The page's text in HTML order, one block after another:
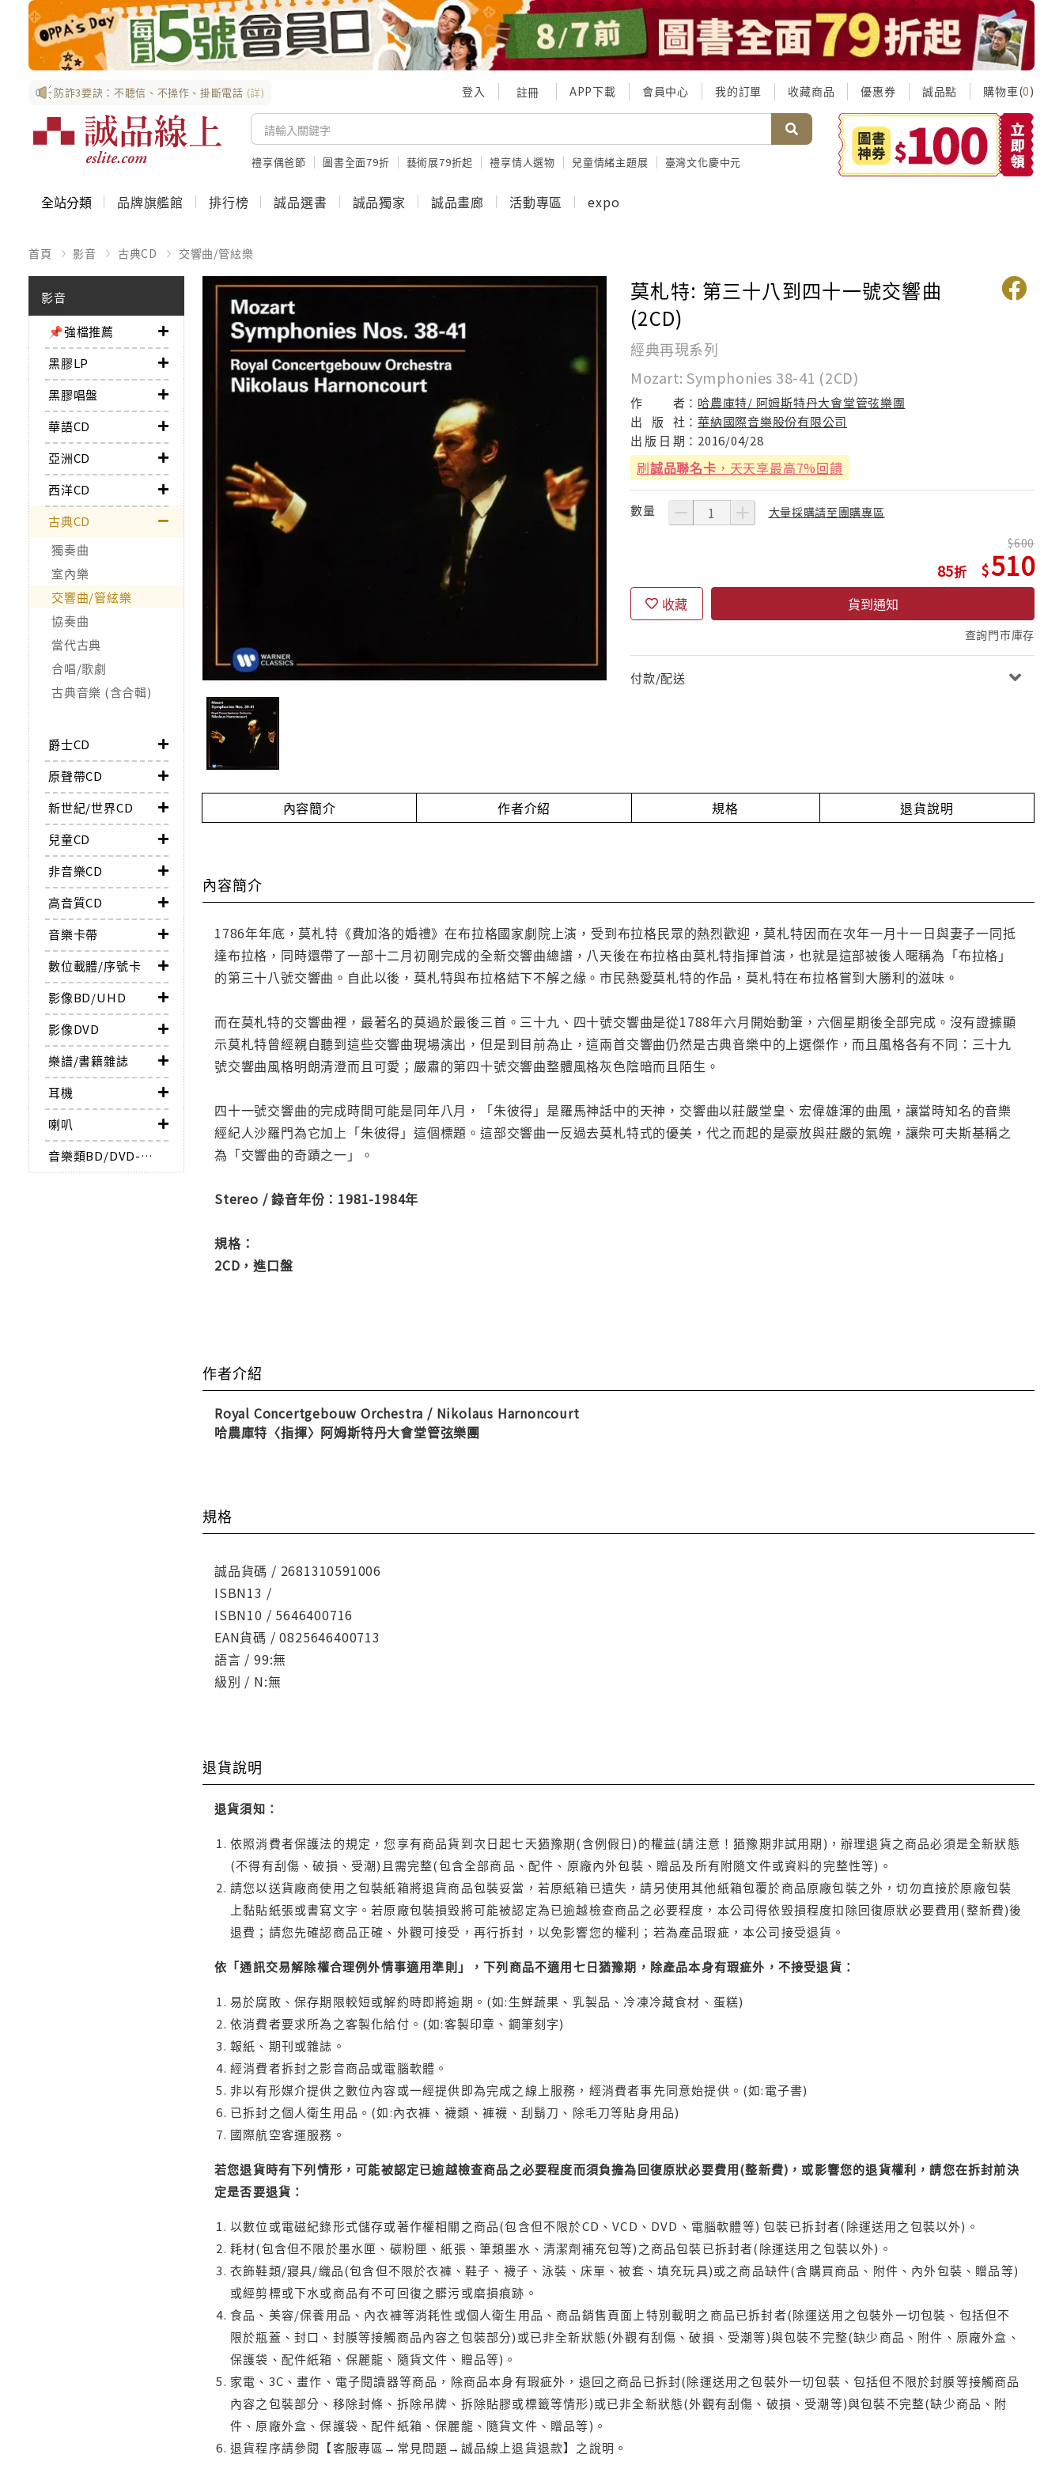
防詐3要訣：不聽信、不操作、掛斷電話 (詳) 登入 註冊 APP下載 會員中心 我的訂單 收藏商品 優惠券 誠品點 購物車(0)
禮享偶爸節 圖書全面79折 藝術展79折起 禮享情人選物 兒童情緒主題展 臺灣文化慶中元
全站分類 品牌旗艦館 排行榜 誠品選書 誠品獨家 誠品畫廊 活動專區 expo
首頁 影音 古典CD 交響曲/管絃樂
影音
📌強檔推薦
黑膠LP
黑膠唱盤
華語CD
亞洲CD
西洋CD
古典CD
獨奏曲
室內樂
交響曲/管絃樂
協奏曲
當代古典
合唱/歌劇
古典音樂 (含合輯)
爵士CD
原聲帶CD
新世紀/世界CD
兒童CD
非音樂CD
高音質CD
音樂卡帶
數位載體/序號卡
影像BD/UHD
影像DVD
樂譜/書籍雜誌
耳機
喇叭
音樂類BD/DVD-AUDIO
莫札特: 第三十八到四十一號交響曲
(2CD)
經典再現系列
Mozart: Symphonies 38-41 (2CD)
作 者： 哈農庫特/ 阿姆斯特丹大會堂管弦樂團
出
版 社：華納國際音樂股份有限公司
出 版 日 期： 2016/04/28
刷誠品聯名卡 ，天天享最高7%回饋
數量 大量採購請至團購專區
85
600
510
收藏 貨到通知
查詢門市庫存
付款/配送
內容簡介 作者介紹 規格 退貨說明
內容簡介
1786年年底，莫札特《費加洛的婚禮》在布拉格國家劇院上演，受到布拉格民眾的熱烈歡迎，莫札特因而在次年一月十一日與妻子一同抵
達布拉格，同時還帶了一部十二月初剛完成的全新交響曲總譜，八天後在布拉格由莫札特指揮首演，也就是這部被後人暱稱為「布拉格」
的第三十八號交響曲。自此以後，莫札特與布拉格結下不解之緣。市民熱愛莫札特的作品，莫札特在布拉格嘗到大勝利的滋味。
而在莫札特的交響曲裡，最著名的莫過於最後三首。三十九、四十號交響曲是從1788年六月開始動筆，六個星期後全部完成。沒有證據顯
示莫札特曾經親自聽到這些交響曲現場演出，但是到目前為止，這兩首交響曲仍然是古典音樂中的上選傑作，而且風格各有不同：三十九
號交響曲風格明朗清澄而且可愛；嚴肅的第四十號交響曲整體風格灰色陰暗而且陌生。
四十一號交響曲的完成時間可能是同年八月，「朱彼得」是羅馬神話中的天神，交響曲以莊嚴堂皇、宏偉雄渾的曲風，讓當時知名的音樂
經紀人沙羅門為它加上「朱彼得」這個標題。這部交響曲一反過去莫札特式的優美，代之而起的是豪放與莊嚴的氣魄，讓柴可夫斯基稱之
為「交響曲的奇蹟之一」。
Stereo / 錄音年份：1981-1984年
規格：
2CD，進口盤
作者介紹
Royal Concertgebouw Orchestra / Nikolaus Harnoncourt
哈農庫特〈指揮〉阿姆斯特丹大會堂管弦樂團
規格
誠品貨碼 / 2681310591006
ISBN13 /
ISBN10 / 5646400716
EAN貨碼 / 0825646400713
語言 / 99:無
級別 / N:無
退貨說明
退貨須知：
依照消費者保護法的規定，您享有商品貨到次日起七天猶豫期(含例假日)的權益(請注意！猶豫期非試用期)，辦理退貨之商品必須是全新狀態
(不得有刮傷、破損、受潮)且需完整(包含全部商品、配件、原廠內外包裝、贈品及所有附隨文件或資料的完整性等)。
請您以送貨廠商使用之包裝紙箱將退貨商品包裝妥當，若原紙箱已遺失，請另使用其他紙箱包覆於商品原廠包裝之外，切勿直接於原廠包裝
上黏貼紙張或書寫文字。若原廠包裝損毀將可能被認定為已逾越檢查商品之必要程度，本公司得依毀損程度扣除回復原狀必要費用(整新費)後
退費；請您先確認商品正確、外觀可接受，再行拆封，以免影響您的權利；若為產品瑕疵，本公司接受退貨。
依「通訊交易解除權合理例外情事適用準則」，下列商品不適用七日猶豫期，除產品本身有瑕疵外，不接受退貨：
易於腐敗、保存期限較短或解約時即將逾期。(如:生鮮蔬果、乳製品、冷凍冷藏食材、蛋糕)
依消費者要求所為之客製化給付。(如:客製印章、鋼筆刻字)
報紙、期刊或雜誌。
經消費者拆封之影音商品或電腦軟體。
非以有形媒介提供之數位內容或一經提供即為完成之線上服務，經消費者事先同意始提供。(如:電子書)
已拆封之個人衛生用品。(如:內衣褲、襪類、褲襪、刮鬍刀、除毛刀等貼身用品)
國際航空客運服務。
若您退貨時有下列情形，可能被認定已逾越檢查商品之必要程度而須負擔為回復原狀必要費用(整新費)，或影響您的退貨權利，請您在拆封前決
定是否要退貨：
以數位或電磁紀錄形式儲存或著作權相關之商品(包含但不限於CD、VCD、DVD、電腦軟體等) 包裝已拆封者(除運送用之包裝以外)。
耗材(包含但不限於墨水匣、碳粉匣、紙張、筆類墨水、清潔劑補充包等)之商品包裝已拆封者(除運送用之包裝以外)。
衣飾鞋類/寢具/織品(包含但不限於衣褲、鞋子、襪子、泳裝、床單、被套、填充玩具)或之商品缺件(含購買商品、附件、內外包裝、贈品等)
或經剪標或下水或商品有不可回復之髒污或磨損痕跡。
食品、美容/保養用品、內衣褲等消耗性或個人衛生用品、商品銷售頁面上特別載明之商品已拆封者(除運送用之包裝外一切包裝、包括但不
限於瓶蓋、封口、封膜等接觸商品內容之包裝部分)或已非全新狀態(外觀有刮傷、破損、受潮等)與包裝不完整(缺少商品、附件、原廠外盒、
保護袋、配件紙箱、保麗龍、隨貨文件、贈品等)。
家電、3C、畫作、電子閱讀器等商品，除商品本身有瑕疵外，退回之商品已拆封(除運送用之包裝外一切包裝、包括但不限於封膜等接觸商品
內容之包裝部分、移除封條、拆除吊牌、拆除貼膠或標籤等情形)或已非全新狀態(外觀有刮傷、破損、受潮等)與包裝不完整(缺少商品、附
件、原廠外盒、保護袋、配件紙箱、保麗龍、隨貨文件、贈品等)。
退貨程序請參閱【客服專區→常見問題→誠品線上退貨退款】之說明。